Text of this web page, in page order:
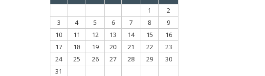
1
2
3
4 5 6 7 8
9
10
11 12 13 14 15
16
17
18 19 20 21 22
23
24
25 26 27 28 29
30
31